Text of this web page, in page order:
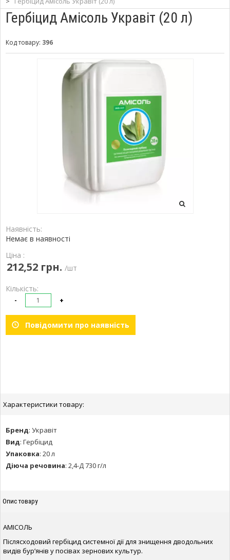
Гербіцид Амісоль Укравіт (20 л)
Код товару: 396
Наявність:
Немає в наявності
Ціна :
212,52 грн. /шт
Кількість:
- +
Повідомити про наявність
Характеристики товару:
Бренд: Укравіт
Вид: Гербіцид
Упаковка: 20 л
Діюча речовина: 2,4-Д 730 г/л
Опис товару
АМІСОЛЬ
Післясходовий гербіцид системної дії для знищення дводольних
видів бур’янів у посівах зернових культур.